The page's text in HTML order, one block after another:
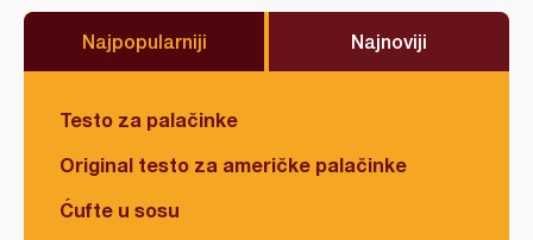
Najpopularniji Najnoviji
Testo za palačinke
Original testo za američke palačinke
Ćufte u sosu